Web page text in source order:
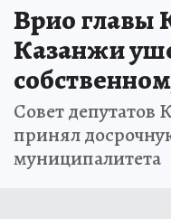
Врио главы
Казанжи
Совет депутатов
принял
муниципалитета